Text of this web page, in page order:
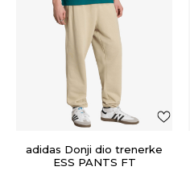
adidas Donji dio trenerke
ESS PANTS FT